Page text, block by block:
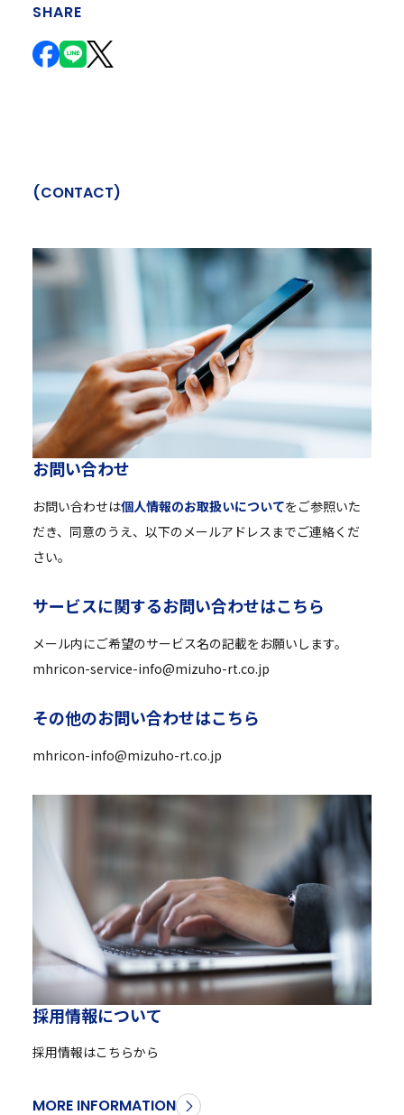
SHARE
(CONTACT)
お問い合わせ
お問い合わせは個人情報のお取扱いについてをご参照いた
だき、同意のうえ、以下のメールアドレスまでご連絡くだ
さい。
サービスに関するお問い合わせはこちら
メール内にご希望のサービス名の記載をお願いします。
mhricon-service-info@mizuho-rt.co.jp
その他のお問い合わせはこちら
mhricon-info@mizuho-rt.co.jp
採用情報について
採用情報はこちらから
MORE INFORMATION